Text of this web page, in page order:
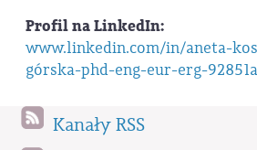
Profil na LinkedIn:
www.linkedin.com/in/aneta-
górska-phd-eng-eur-erg-
Kanały RSS